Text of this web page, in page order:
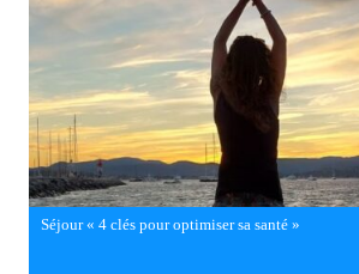
Séjour « 4 clés pour optimiser sa santé »